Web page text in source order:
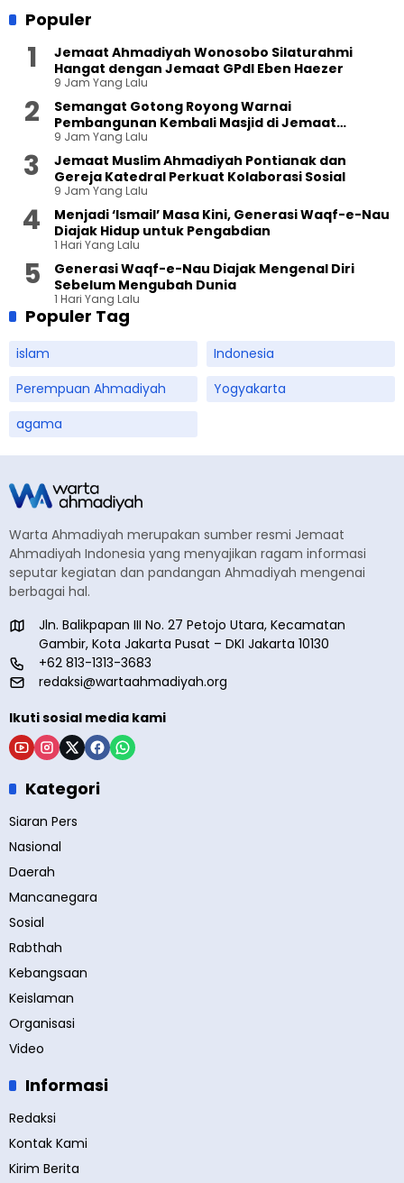
Populer
Jemaat Ahmadiyah Wonosobo Silaturahmi
Hangat dengan Jemaat GPdI Eben Haezer
9 Jam Yang Lalu
Semangat Gotong Royong Warnai
Pembangunan Kembali Masjid di Jemaat
Ahmadiyah Sukapura
9 Jam Yang Lalu
Jemaat Muslim Ahmadiyah Pontianak dan
Gereja Katedral Perkuat Kolaborasi Sosial
9 Jam Yang Lalu
Menjadi ‘Ismail’ Masa Kini, Generasi Waqf-e-Nau
Diajak Hidup untuk Pengabdian
1 Hari Yang Lalu
Generasi Waqf-e-Nau Diajak Mengenal Diri
Sebelum Mengubah Dunia
1 Hari Yang Lalu
Populer Tag
islam
Indonesia
Perempuan Ahmadiyah
Yogyakarta
agama
Warta Ahmadiyah merupakan sumber resmi Jemaat
Ahmadiyah Indonesia yang menyajikan ragam informasi
seputar kegiatan dan pandangan Ahmadiyah mengenai
berbagai hal.
Jln. Balikpapan III No. 27 Petojo Utara, Kecamatan
Gambir, Kota Jakarta Pusat – DKI Jakarta 10130
+62 813-1313-3683
redaksi@wartaahmadiyah.org
Ikuti sosial media kami
Kategori
Siaran Pers
Nasional
Daerah
Mancanegara
Sosial
Rabthah
Kebangsaan
Keislaman
Organisasi
Video
Informasi
Redaksi
Kontak Kami
Kirim Berita